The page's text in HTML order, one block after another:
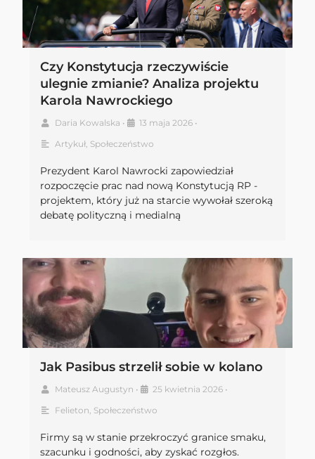
Czy Konstytucja rzeczywiście
ulegnie zmianie? Analiza projektu
Karola Nawrockiego
Daria Kowalska • 13 maja 2026 •
Artykuł, Społeczeństwo
Prezydent Karol Nawrocki zapowiedział
rozpoczęcie prac nad nową Konstytucją RP -
projektem, który już na starcie wywołał szeroką
debatę polityczną i medialną
Jak Pasibus strzelił sobie w kolano
Mateusz Augustyn • 25 kwietnia 2026 •
Felieton Społeczeństwo
Firmy są w stanie przekroczyć granice smaku,
szacunku i godności, aby zyskać rozgłos.